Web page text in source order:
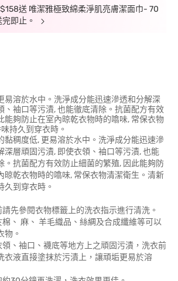
送 唯潔雅極致綿柔淨肌亮膚潔面巾- 70
即止。
易溶於水中。洗淨成分能迅速滲透和分解深
、袖口等污漬, 也能徹底清除。抗菌配方有效
能夠防止在室內晾乾衣物時的噏味, 常保衣物
持久到穿衣時。
黏稠度低, 更易溶於水中。洗淨成分能迅速滲
深層頑固污漬, 即使衣領、袖口等污漬, 也能
。抗菌配方有效防止細菌的繁殖, 因此能夠防
晾乾衣物時的噏味, 常保衣物清潔衛生。清新
久到穿衣時。
先參閱衣物標籤上的洗衣指示進行清洗。
、 麻、 羊毛織品、絲綢及合成纖維等可以
物。
、袖口、襪底等地方上之頑固污漬，洗衣前
衣液直接塗抹於污漬上，讓頑垢更易於溶